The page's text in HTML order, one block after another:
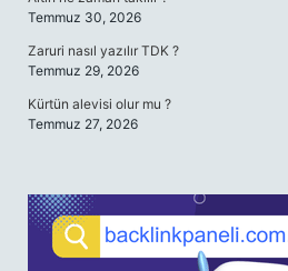
Temmuz 30, 2026
Zaruri nasıl yazılır TDK ?
Temmuz 29, 2026
Kürtün alevisi olur mu ?
Temmuz 27, 2026